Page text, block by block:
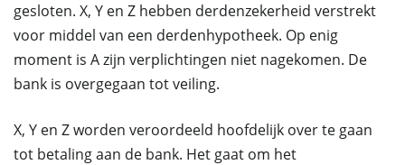
gesloten. X, Y en Z hebben derdenzekerheid verstrekt
voor middel van een derdenhypotheek. Op enig
moment is A zijn verplichtingen niet nagekomen. De
bank is overgegaan tot veiling.
X, Y en Z worden veroordeeld hoofdelijk over te gaan
tot betaling aan de bank. Het gaat om het